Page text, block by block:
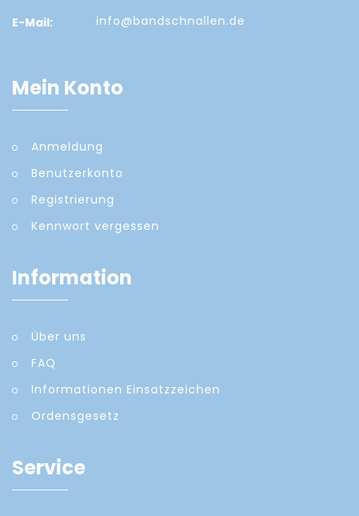
E-Mail:
info@bandschnallen.de
Mein Konto
Anmeldung
Benutzerkonto
Registrierung
Kennwort vergessen
Information
Über uns
FAQ
Informationen Einsatzzeichen
Ordensgesetz
Service